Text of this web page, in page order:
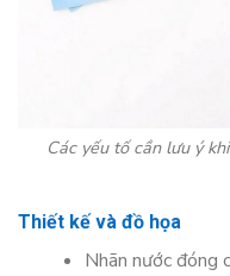
Các yếu tố cần lưu ý
Thiết kế và đồ họa
Nhãn nước đóng